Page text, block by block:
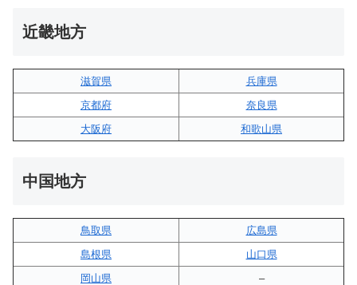
近畿地方
滋賀県
兵庫県
京都府
奈良県
大阪府
和歌山県
中国地方
鳥取県
広島県
島根県
山口県
岡山県
–